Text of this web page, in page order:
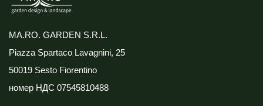
MA.RO. GARDEN S.R.L.
Piazza Spartaco Lavagnini, 25
50019 Sesto Fiorentino
номер НДС 07545810488